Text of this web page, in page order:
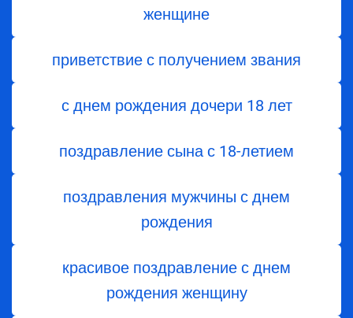
женщине
приветствие с получением звания
с днем ​​рождения дочери 18 лет
поздравление сына с 18-летием
поздравления мужчины с днем
рождения
красивое поздравление с днем
рождения женщину